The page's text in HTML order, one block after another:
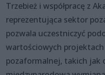
Trzebież i współpracę z
reprezentująca sektor
pozwala uczestniczyć
wartościowych
pozaformalnej, takich jak